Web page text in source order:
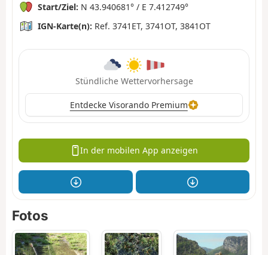
Start/Ziel: N 43.940681° / E 7.412749°
IGN-Karte(n): Ref. 3741ET, 3741OT, 3841OT
Stündliche Wettervorhersage
Entdecke Visorando Premium
In der mobilen App anzeigen
Fotos